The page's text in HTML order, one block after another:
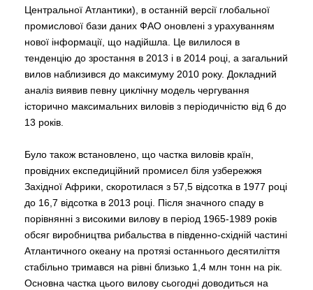
Центральної Атлантики), в останній версії глобальної
промислової бази даних ФАО оновлені з урахуванням
нової інформації, що надійшла. Це вилилося в
тенденцію до зростання в 2013 і в 2014 році, а загальний
вилов наблизився до максимуму 2010 року. Докладний
аналіз виявив певну циклічну модель чергування
історично максимальних виловів з періодичністю від 6 до
13 років.
Було також встановлено, що частка виловів країн,
провідних експедиційний промисел біля узбережжя
Західної Африки, скоротилася з 57,5 ​​відсотка в 1977 році
до 16,7 відсотка в 2013 році. Після значного спаду в
порівнянні з високими вилову в період 1965-1989 років
обсяг виробництва рибальства в південно-східній частині
Атлантичного океану на протязі останнього десятиліття
стабільно тримався на рівні близько 1,4 млн тонн на рік.
Основна частка цього вилову сьогодні доводиться на